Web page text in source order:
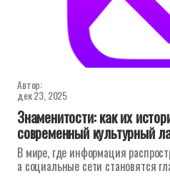
Автор:
дек 23, 2025
Знаменитости: как их
современный культурный
В мире, где информация
а социальные сети становятся